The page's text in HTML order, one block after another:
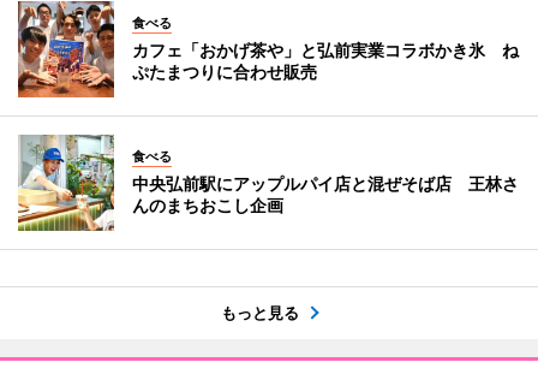
食べる
カフェ「おかげ茶や」と弘前実業コラボかき氷 ね
ぷたまつりに合わせ販売
食べる
中央弘前駅にアップルパイ店と混ぜそば店 王林さ
んのまちおこし企画
もっと見る